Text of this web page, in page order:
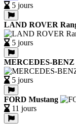
5 jours
LAND ROVER
5 jours
MERCEDES-BENZ
5 jours
FORD Mustang
11 jours